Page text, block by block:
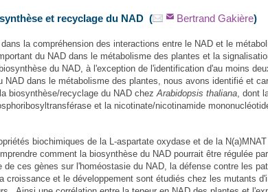
et recyclage du NAD ( Bertrand Gakière)
la compréhension des interactions entre le NAD et le
du NAD dans le métabolisme des plantes et la
du NAD, à l'exception de l'identification d'au moins
NAD dans le métabolisme des plantes, nous avons identifié et
biosynthèse/recyclage du NAD chezArabidopsis thaliana, dont
et la nicotinate/nicotinamide
biochimiques de la L-aspartate oxydase et de la N(a)MNAT
comment la biosynthèse du NAD pourrait être régulée
ces gènes sur l'homéostasie du NAD, la défense contre les
croissance et le développement sont étudiés chez les mutants